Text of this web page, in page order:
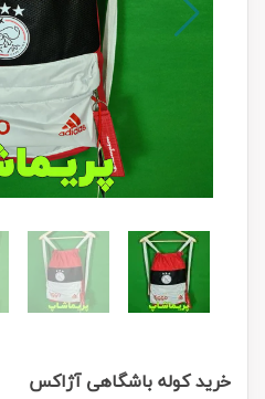
خرید کوله باشگاهی آژاکس